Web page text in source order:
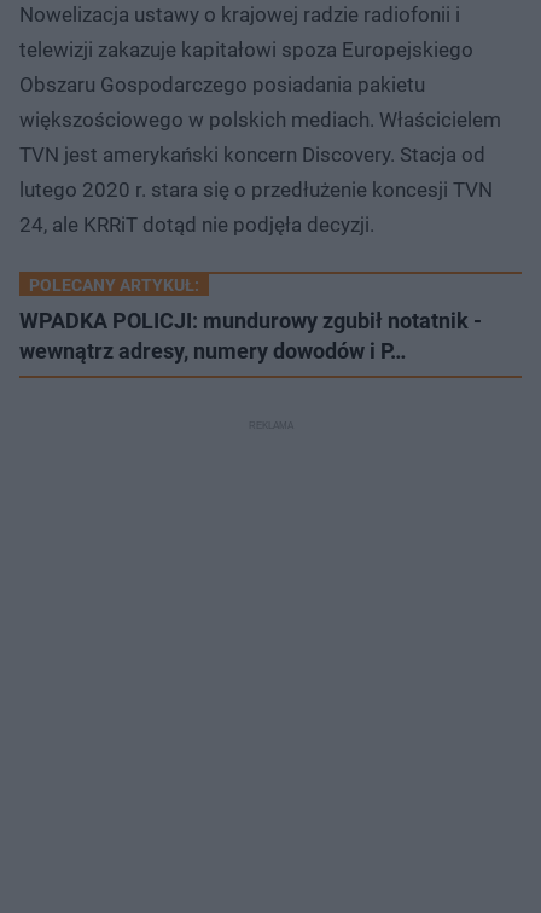
Nowelizacja ustawy o krajowej radzie radiofonii i
telewizji zakazuje kapitałowi spoza Europejskiego
Obszaru Gospodarczego posiadania pakietu
większościowego w polskich mediach. Właścicielem
TVN jest amerykański koncern Discovery. Stacja od
lutego 2020 r. stara się o przedłużenie koncesji TVN
24, ale KRRiT dotąd nie podjęła decyzji.
POLECANY ARTYKUŁ:
WPADKA POLICJI: mundurowy zgubił notatnik -
wewnątrz adresy, numery dowodów i P…